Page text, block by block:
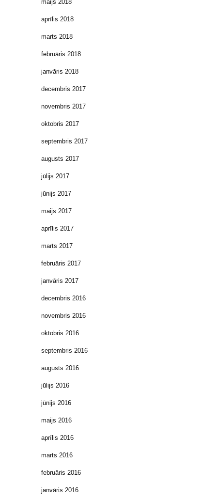
maijs 2018
aprīlis 2018
marts 2018
februāris 2018
janvāris 2018
decembris 2017
novembris 2017
oktobris 2017
septembris 2017
augusts 2017
jūlijs 2017
jūnijs 2017
maijs 2017
aprīlis 2017
marts 2017
februāris 2017
janvāris 2017
decembris 2016
novembris 2016
oktobris 2016
septembris 2016
augusts 2016
jūlijs 2016
jūnijs 2016
maijs 2016
aprīlis 2016
marts 2016
februāris 2016
janvāris 2016